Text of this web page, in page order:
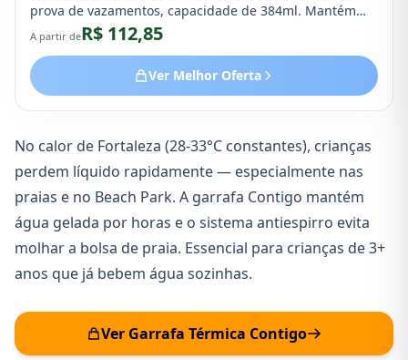
prova de vazamentos, capacidade de 384ml. Mantém
bebidas na temperatura ideal durante os passeios
durável, ideal para crianças a partir de 3 anos.
A partir deR$ 112,85
Ver Melhor Oferta
No calor de Fortaleza (28-33°C constantes), crianças
perdem líquido rapidamente — especialmente nas
praias e no Beach Park. A garrafa Contigo mantém
água gelada por horas e o sistema antiespirro evita
molhar a bolsa de praia. Essencial para crianças de 3+
anos que já bebem água sozinhas.
Ver Garrafa Térmica Contigo